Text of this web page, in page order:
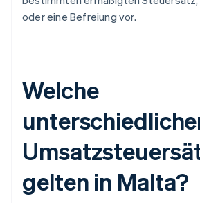
oder eine Befreiung vor.
Welche
gelten in Malta?